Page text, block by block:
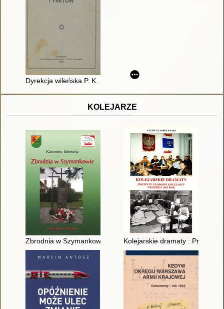
Dyrekcja wileńska P. K. P. w świetle cyfr i faktów
KOLEJARZE
Zbrodnia w Szymankowie 1 września 1939 roku
Kolejarskie dramaty : Protesty